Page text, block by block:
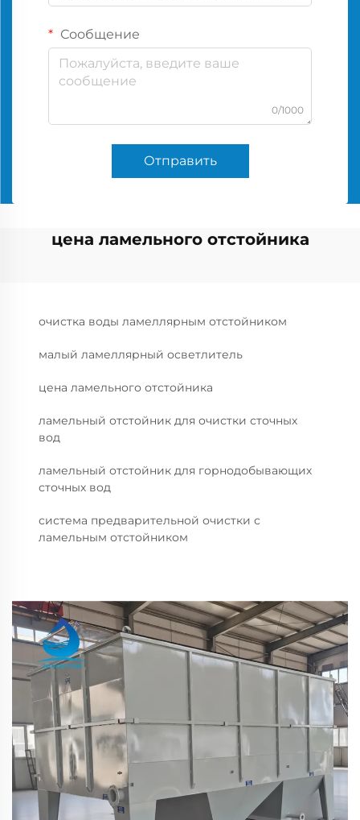
Сообщение
0/1000
Отправить
цена ламельного отстойника
очистка воды ламеллярным отстойником
малый ламеллярный осветлитель
цена ламельного отстойника
ламельный отстойник для очистки сточных
вод
ламельный отстойник для горнодобывающих
сточных вод
система предварительной очистки с
ламельным отстойником